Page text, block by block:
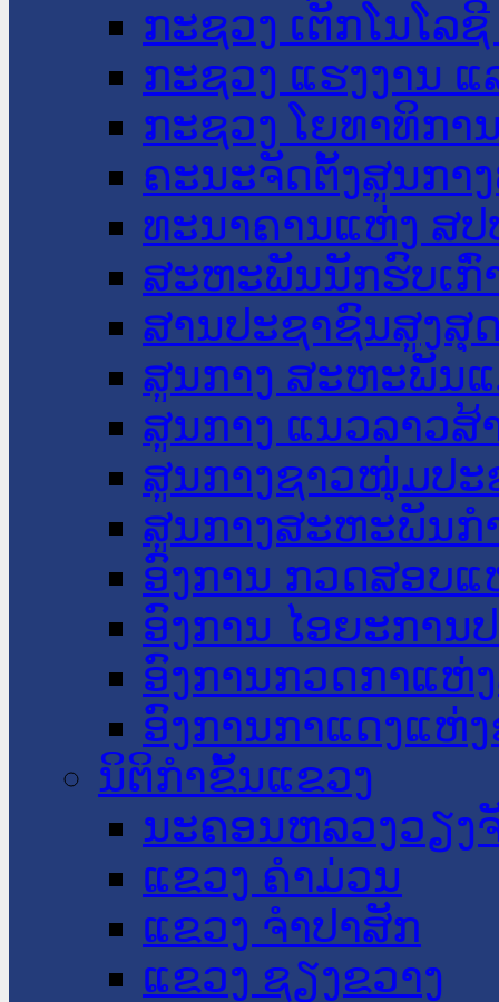
ກະຊວງ ເຕັກໂນໂລ
ກະຊວງ ແຮງງານ
ກະຊວງ ໂຍທາທິກາ
ຄະນະຈັດຕັ້ງສູນກາ
ທະນາຄານແຫ່ງ ສປ
ສະຫະພັນນັກຮົບເກົ່
ສານປະຊາຊົນສູງສຸ
ສູນກາງ ສະຫະພັນ
ສູນກາງ ແນວລາວສ້
ສູນກາງຊາວໜຸ່ມປະ
ສູນກາງສະຫະພັນກ
ອົງການ ກວດສອບແ
ອົງການ ໄອຍະການ
ອົງການກວດກາແຫ່
ອົງການກາແດງແຫ່
ນິຕິກໍາຂັ້ນແຂວງ
ນະ​ຄອນ​ຫລວງວຽງ
ແຂວງ ຄໍາມ່ວນ
ແຂວງ ຈໍາປາສັກ
ແຂວງ ຊຽງຂວາງ